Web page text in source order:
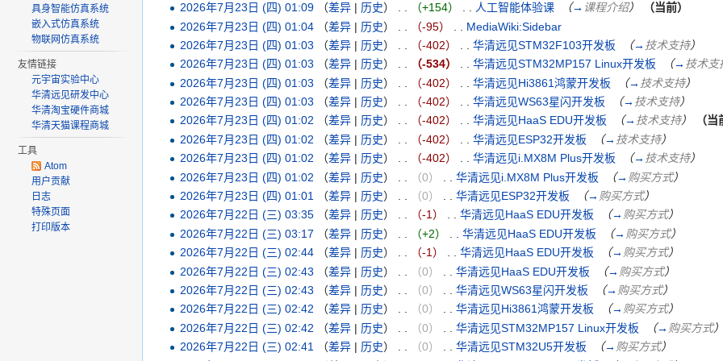
2026年7月23日 (四) 01:09 （差异 | 历史） （+154） 人工智能体验课 （→ 课程介绍）
（当前）
2026年7月23日 (四) 01:04 （差异 | 历史） （-95） MediaWiki:Sidebar
2026年7月23日 (四) 01:03 （差异 | 历史） （-402） 华清远见STM32F103开发板 （→ 技术支持）
2026年7月23日 (四) 01:03 （差异 | 历史） . . （-534） . . 华清远见STM32MP157 Linux开发板 （→ 技术支
2026年7月23日 (四) 01:03 （差异 | 历史） （-402） 华清远见Hi3861鸿蒙开发板 （→ 技术支持）
2026年7月23日 (四) 01:03 （差异 | 历史） （-402） 华清远见WS63星闪开发板 （→ 技术支持）
2026年7月23日 (四) 01:02 （差异 | 历史） . . （-402） . . 华清远见HaaS EDU开发板 （→ 技术支持）
（当
2026年7月23日 (四) 01:02 （差异 | 历史） （-402） 华清远见ESP32开发板 （→ 技术支持）
2026年7月23日 (四) 01:02 （差异 | 历史） . . （-402） . . 华清远见i.MX8M Plus开发板 （→ 技术支持）
2026年7月23日 (四) 01:02 （差异 | 历史） （0） 华清远见i.MX8M Plus开发板 （→ 购买方式）
2026年7月23日 (四) 01:01
（差异 | 历史） （0） 华清远见ESP32开发板 （→ 购买方式）
2026年7月22日 (三) 03:35 （差异 | 历史） . . （-1） . . 华清远见HaaS EDU开发板 （→ 购买方式）
2026年7月22日 (三) 03:17 （差异 | 历史） （+2） 华清远见HaaS EDU开发板 （→ 购买方式）
2026年7月22日 (三) 02:44 （差异 | 历史） . . （-1） . . 华清远见HaaS EDU开发板 （→ 购买方式）
2026年7月22日 (三) 02:43 （差异 | 历史） （0） 华清远见HaaS EDU开发板 （→ 购买方式）
2026年7月22日 (三) 02:43 （差异 | 历史） （0） 华清远见WS63星闪开发板 （→ 购买方式）
2026年7月22日 (三) 02:42 （差异 | 历史） . . （0） . . 华清远见Hi3861鸿蒙开发板 （→ 购买方式）
2026年7月22日 (三) 02:42 （差异 | 历史） （0） 华清远见STM32MP157 Linux开发板 （→ 购买方式）
2026年7月22日 (三) 02:41
（差异 | 历史） （0） 华清远见STM32U5开发板 （→ 购买方式）
具身智能仿真系统
嵌入式仿真系统
物联网仿真系统
友情链接
元宇宙实验中心
华清远见研发中心
华清淘宝硬件商城
华清天猫课程商城
工具
Atom
用户贡献
日志
特殊页面
打印版本